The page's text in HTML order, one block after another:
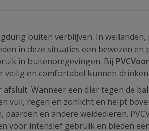
buiten verblijven. In
in deze situaties een bewezen
in buitenomgevingen. Bij
veilig en comfortabel kunnen drinken.
afsluit. Wanneer een dier tegen de
vuil, regen en zonlicht en helpt
en andere weidedieren.
voor intensief gebruik en bieden